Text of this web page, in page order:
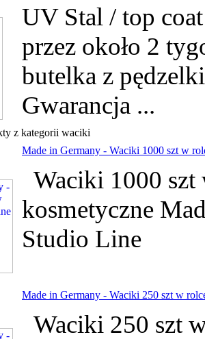
UV Stal / top
przez około 2
butelka z
Gwarancja ...
z kategorii waciki
Made in Germany - Waciki 1000 szt w
Waciki 1000 szt
kosmetyczne
Studio Line
Made in Germany - Waciki 250 szt w
Waciki 250 szt